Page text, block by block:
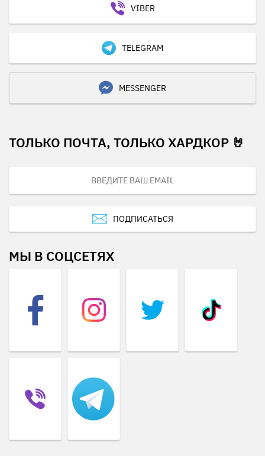
VIBER
TELEGRAM
MESSENGER
ТОЛЬКО ПОЧТА, ТОЛЬКО ХАРДКОР 🤘
ПОДПИСАТЬСЯ
МЫ В СОЦСЕТЯХ